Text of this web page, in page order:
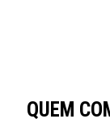
QUEM